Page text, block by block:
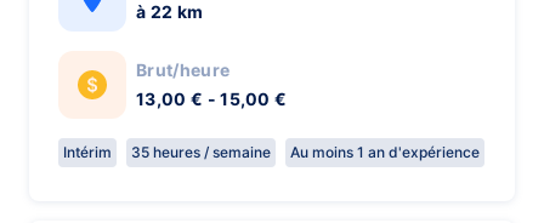
à 22 km
Brut/heure
13,00 € - 15,00 €
Intérim 35 heures / semaine Au moins 1 an d'expérience